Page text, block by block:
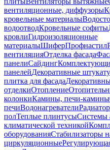
вентиляционные, диффузоры
кровельные материалы
водоотводКровельные софиты
кровлиГидроизоляционные
материалыШиферПрофнастил
вентиляцияОтделка фасада
панелиСайдинг
панелейДекоративные
плитка для фасада
отделкиОтопление
колонкиКамины, печи-камины
печиВодонагреватели
полТеплые плинтусыСистемы
климатической техникой
оборудованияСтабилизаторы
циркуляционные